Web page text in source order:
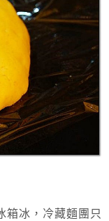
箱冰，冷藏麵團只